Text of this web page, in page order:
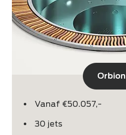
Vanaf €50.057,-
30 jets
Orbion